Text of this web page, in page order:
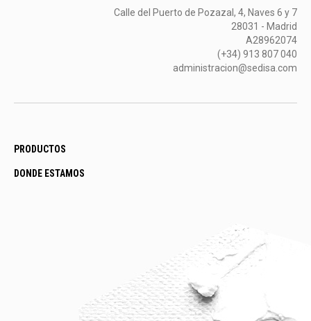
Calle del Puerto de Pozazal, 4, Naves 6 y 7
28031 - Madrid
A28962074
(+34) 913 807 040
administracion@sedisa.com
PRODUCTOS
DONDE ESTAMOS